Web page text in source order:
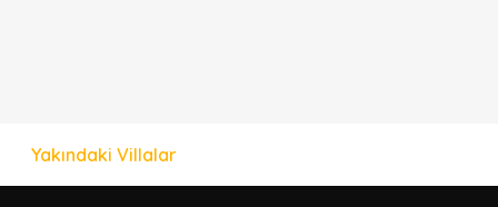
Yakındaki Villalar